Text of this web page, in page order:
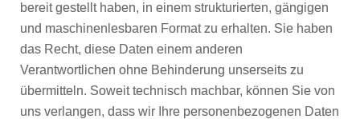
bereit gestellt haben, in einem strukturierten, gängigen
und maschinenlesbaren Format zu erhalten. Sie haben
das Recht, diese Daten einem anderen
Verantwortlichen ohne Behinderung unserseits zu
übermitteln. Soweit technisch machbar, können Sie von
uns verlangen, dass wir Ihre personenbezogenen Daten